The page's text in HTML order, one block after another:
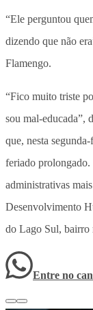
“Ele perguntou
dizendo que não
Flamengo.
“Fico muito triste
sou mal-educada”,
que, nesta
feriado prolongado.
administrativas
Desenvolvimento
do Lago Sul, bairro
Entre no